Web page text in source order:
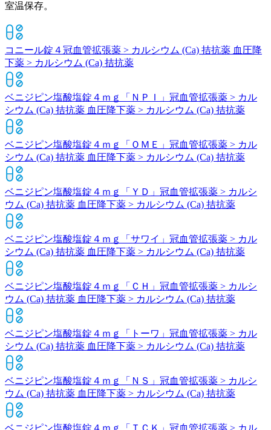
室温保存。
コニール錠４冠血管拡張薬 > カルシウム (Ca) 拮抗薬 血圧降
下薬 > カルシウム (Ca) 拮抗薬
ベニジピン塩酸塩錠４ｍｇ「ＮＰＩ」 冠血管拡張薬 > カル
シウム (Ca) 拮抗薬 血圧降下薬 > カルシウム (Ca) 拮抗薬
ベニジピン塩酸塩錠４ｍｇ「ＯＭＥ」 冠血管拡張薬 > カル
シウム (Ca) 拮抗薬 血圧降下薬 > カルシウム (Ca) 拮抗薬
ベニジピン塩酸塩錠４ｍｇ「ＹＤ」 冠血管拡張薬 > カルシ
ウム (Ca) 拮抗薬 血圧降下薬 > カルシウム (Ca) 拮抗薬
ベニジピン塩酸塩錠４ｍｇ「サワイ」 冠血管拡張薬 > カル
シウム (Ca) 拮抗薬 血圧降下薬 > カルシウム (Ca) 拮抗薬
ベニジピン塩酸塩錠４ｍｇ「ＣＨ」 冠血管拡張薬 > カルシ
ウム (Ca) 拮抗薬 血圧降下薬 > カルシウム (Ca) 拮抗薬
ベニジピン塩酸塩錠４ｍｇ「トーワ」 冠血管拡張薬 > カル
シウム (Ca) 拮抗薬 血圧降下薬 > カルシウム (Ca) 拮抗薬
ベニジピン塩酸塩錠４ｍｇ「ＮＳ」 冠血管拡張薬 > カルシ
ウム (Ca) 拮抗薬 血圧降下薬 > カルシウム (Ca) 拮抗薬